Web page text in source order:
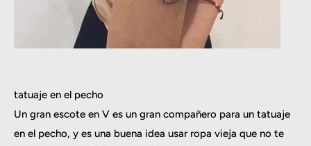
tatuaje en el pecho
Un gran escote en V es un gran compañero para un tatuaje
en el pecho, y es una buena idea usar ropa vieja que no te